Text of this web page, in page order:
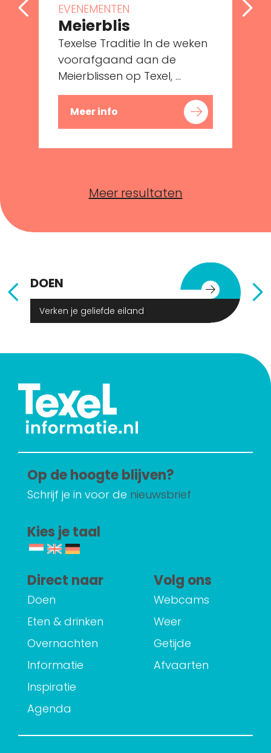
EVENEMENTEN
Meierblis
Texelse Traditie In de weken
voorafgaand aan de
Meierblissen op Texel, ...
Meer info
Meer resultaten
DOEN
Verken je geliefde eiland
Op de hoogte blijven?
Schrijf je in voor de nieuwsbrief
Kies je taal
Direct naar
Doen
Eten & drinken
Overnachten
Informatie
Inspiratie
Agenda
Volg ons
Webcams
Weer
Getijde
Afvaarten